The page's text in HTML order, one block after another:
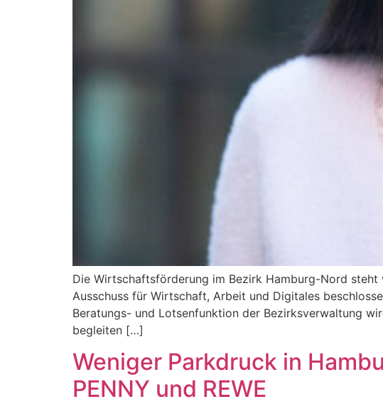
Die Wirtschaftsförderung im Bezirk Hamburg-Nord steht
Ausschuss für Wirtschaft, Arbeit und Digitales
Beratungs- und Lotsenfunktion der Bezirksverwaltung
begleiten […]
Weniger Parkdruck in
PENNY und REWE